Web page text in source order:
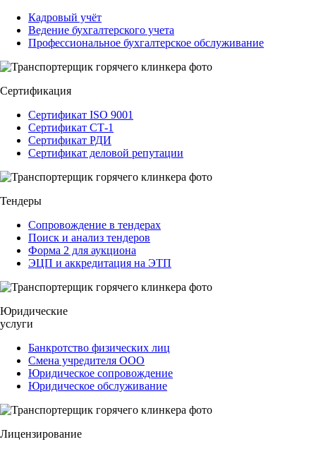
Кадровый учёт
Ведение бухгалтерского учета
Профессиональное бухгалтерское обслуживание
Сертификация
Сертификат ISO 9001
Сертификат СТ-1
Сертификат РДИ
Сертификат деловой репутации
Тендеры
Сопровождение в тендерах
Поиск и анализ тендеров
Форма 2 для аукциона
ЭЦП и аккредитация на ЭТП
Юридические
услуги
Банкротство физических лиц
Смена учредителя ООО
Юридическое сопровождение
Юридическое обслуживание
Лицензирование